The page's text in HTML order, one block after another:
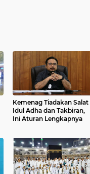
Kemenag Tiadakan Salat
Idul Adha dan Takbiran,
Ini Aturan Lengkapnya